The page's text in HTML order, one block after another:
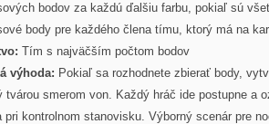
bodov za každú ďalšiu farbu, pokiaľ sú
body pre každého člena tímu, ktorý má na
Tím s najväčším počtom bodov
výhoda: Pokiaľ sa rozhodnete zbierať body,
tvárou smerom von. Každý hráč ide postupne a
pri kontrolnom stanovisku. Výborný scenár pre